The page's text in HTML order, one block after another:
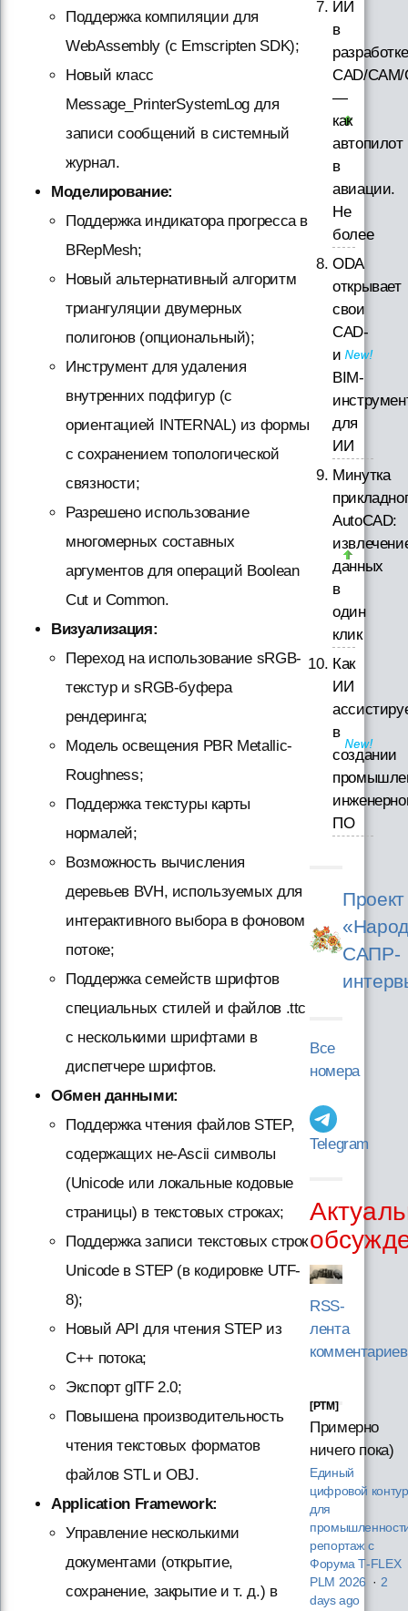
Поддержка компиляции для
WebAssembly (с Emscripten SDK);
Новый класс
Message_PrinterSystemLog для
записи сообщений в системный
журнал.
Моделирование:
Поддержка индикатора прогресса в
BRepMesh;
Новый альтернативный алгоритм
триангуляции двумерных
полигонов (опциональный);
Инструмент для удаления
внутренних подфигур (с
ориентацией INTERNAL) из формы
с сохранением топологической
связности;
Разрешено использование
многомерных составных
аргументов для операций Boolean
Cut и Common.
Визуализация:
Переход на использование sRGB-
текстур и sRGB-буфера
рендеринга;
Модель освещения PBR Metallic-
Roughness;
Поддержка текстуры карты
нормалей;
Возможность вычисления
деревьев BVH, используемых для
интерактивного выбора в фоновом
потоке;
Поддержка семейств шрифтов
специальных стилей и файлов .ttc
с несколькими шрифтами в
диспетчере шрифтов.
Обмен данными:
Поддержка чтения файлов STEP,
содержащих не-Ascii символы
(Unicode или локальные кодовые
страницы) в текстовых строках;
Поддержка записи текстовых строк
Unicode в STEP (в кодировке UTF-
8);
Новый API для чтения STEP из
C++ потока;
Экспорт glTF 2.0;
Повышена производительность
чтения текстовых форматов
файлов STL и OBJ.
Application Framework:
Управление несколькими
документами (открытие,
сохранение, закрытие и т. д.) в
ИИ
в
разработке
CAD/
—
как
автопилот
в
авиации.
Не
более
ODA
открывает
свои
CAD-
и
BIM-
для
ИИ
Минутка
AutoCAD:
данных
в
один
клик
Как
ИИ
в
создании
ПО
Проект
САПР-
Все
номера
Telegram
RSS-
лента
комментариев
[PTM]
Примерно
ничего пока)
Единый
цифровой контур
для
репортаж с
Форума T‑FLEX
PLM 2026 · 2
days ago